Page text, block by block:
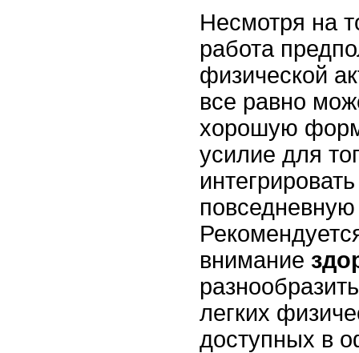
Несмотря на
работа
физической
все равно
хорошую
усилие для
повседневную
внимание
легких
доступных в